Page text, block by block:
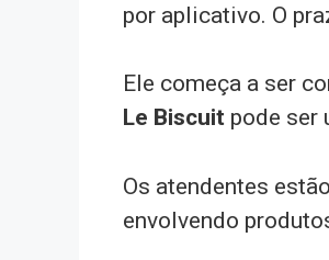
por aplicativo. O
Ele começa a ser
Le Biscuit pode ser
Os atendentes
envolvendo